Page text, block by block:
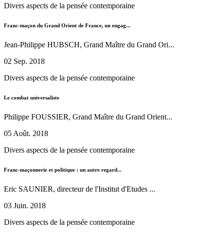
Divers aspects de la pensée contemporaine
Franc-maçon du Grand Orient de France, un engag...
Jean-Philippe HUBSCH, Grand Maître du Grand Ori...
02 Sep. 2018
Divers aspects de la pensée contemporaine
Le combat universaliste
Philippe FOUSSIER, Grand Maître du Grand Orient...
05 Août. 2018
Divers aspects de la pensée contemporaine
Franc-maçonnerie et politique : un autre regard...
Eric SAUNIER, directeur de l'Institut d'Etudes ...
03 Juin. 2018
Divers aspects de la pensée contemporaine